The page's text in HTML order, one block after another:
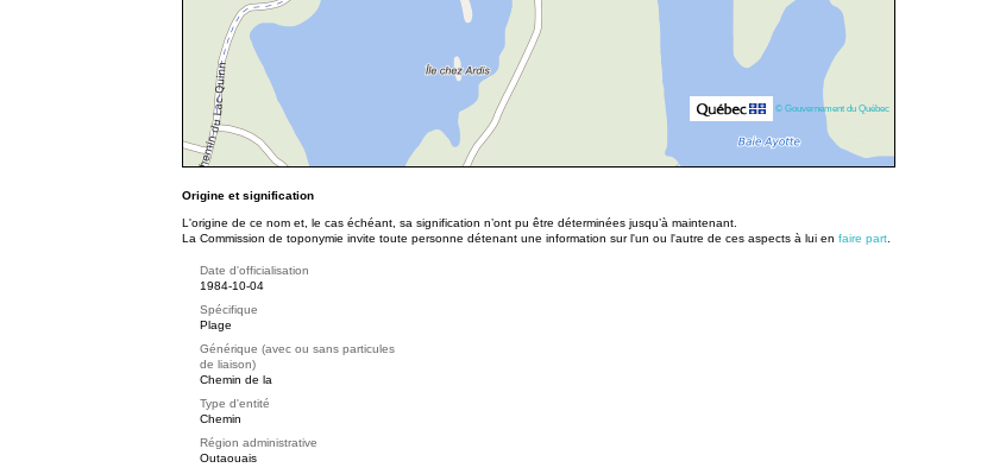
© Gouvernement du Québec
Origine et signification
L'origine de ce nom et, le cas échéant, sa signification n’ont pu être déterminées jusqu’à maintenant.
La Commission de toponymie invite toute personne détenant une information sur l'un ou l'autre de ces aspects à lui en faire part
Date d'officialisation
1984-10-04
Spécifique
Plage
Générique (avec ou sans particules
de liaison)
Chemin de la
Type d'entité
Chemin
Région administrative
Outaouais